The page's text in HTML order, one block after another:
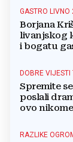
GASTRO LIVNO
Borjana
livanjskog
i bogatu
DOBRE VIJESTI
Spremite
poslali
ovo
RAZLIKE